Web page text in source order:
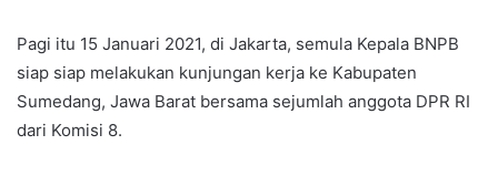
Pagi itu 15 Januari 2021, di Jakarta, semula Kepala BNPB
siap siap melakukan kunjungan kerja ke Kabupaten
Sumedang, Jawa Barat bersama sejumlah anggota DPR RI
dari Komisi 8.